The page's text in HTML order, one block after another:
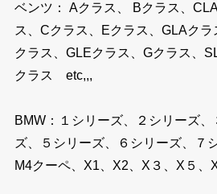
ベンツ： Aクラス、 Bクラス、
ス、Cクラス、Eクラス、GLAク
クラス、GLEクラス、Gクラス、
クラス etc,,,
BMW：１シリーズ、２シリーズ
ズ、５シリーズ、６シリーズ、７
M4クーペ、X1、X2、X３、X５